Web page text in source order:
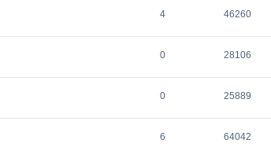
4 46260
0 28106
0 25889
6 64042